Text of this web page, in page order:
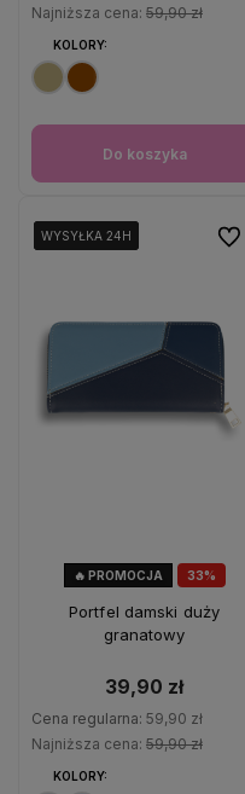
Najniższa cena: 59,90 zł
KOLORY:
Do koszyka
33%
🔥 PROMOCJA
WYSYŁKA 24H
WYSYŁKA 24H
WYSYŁKA 24H
WYSYŁKA 24H
Portfel damski duży
granatowy
39,90 zł
Cena regularna: 59,90 zł
Najniższa cena: 59,90 zł
KOLORY:
Do